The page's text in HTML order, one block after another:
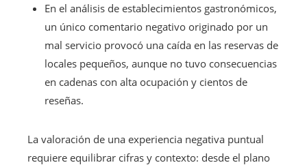
En el análisis de establecimientos gastronómicos,
un único comentario negativo originado por un
mal servicio provocó una caída en las reservas de
locales pequeños, aunque no tuvo consecuencias
en cadenas con alta ocupación y cientos de
reseñas.
La valoración de una experiencia negativa puntual
requiere equilibrar cifras y contexto: desde el plano